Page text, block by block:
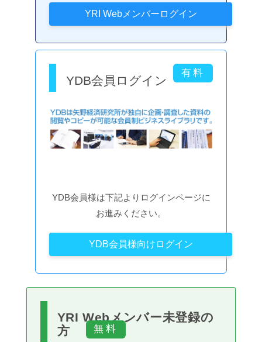
YDB会員ログイン
YDB会員様は下記よりログインページに
お進みください。
YDB会員様向けログイン
YRI Webメンバー未登録の
方